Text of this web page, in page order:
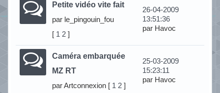
Petite vidéo vite fait
par le_pingouin_fou
[ 1 2]
26-04-2009
13:51:36
par Havoc
Caméra embarquée
MZ RT
par Artconnexion [ 1 2]
25-03-2009
15:23:11
par Havoc